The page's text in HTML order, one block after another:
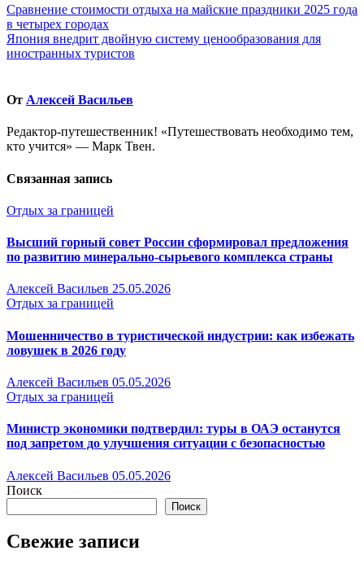
Навигация
по
записям
Сравнение стоимости отдыха на майские праздники 2025 года
в четырех городах
Япония внедрит двойную систему ценообразования для
иностранных туристов
От Алексей Васильев
Редактор-путешественник! «Путешествовать необходимо тем,
кто учится» — Марк Твен.
Связанная запись
Отдых за границей
Высший горный совет России сформировал предложения
по развитию минерально-сырьевого комплекса страны
Алексей Васильев 25.05.2026
Отдых за границей
Мошенничество в туристической индустрии: как избежать
ловушек в 2026 году
Алексей Васильев 05.05.2026
Отдых за границей
Министр экономики подтвердил: туры в ОАЭ останутся
под запретом до улучшения ситуации с безопасностью
Алексей Васильев 05.05.2026
Поиск
Поиск
Свежие записи